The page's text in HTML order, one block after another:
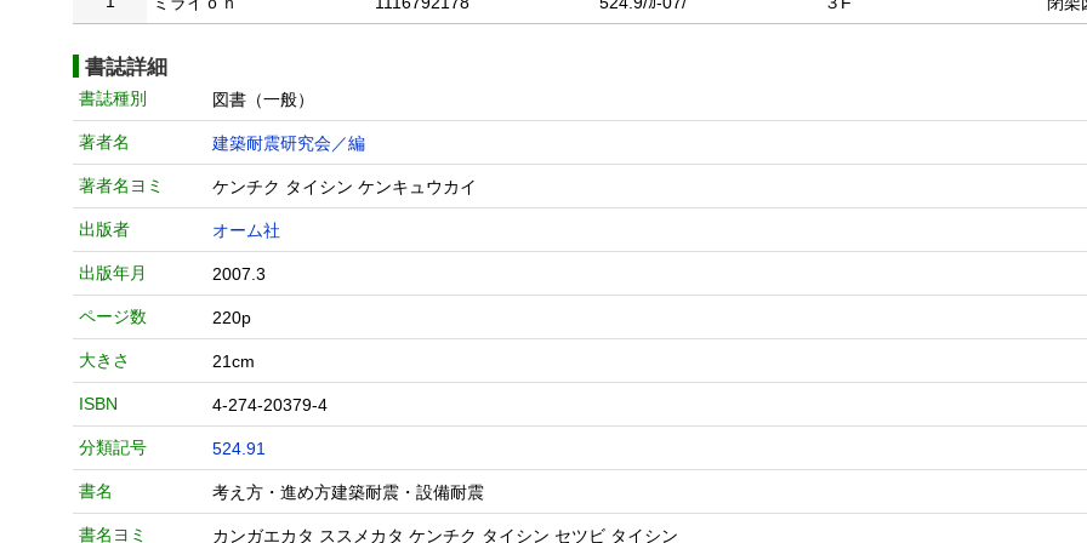
書誌詳細
書誌種別 図書（一般）
著者名 建築耐震研究会／編
著者名ヨミ ケンチク タイシン ケンキュウカイ
出版者 オーム社
出版年月 2007.3
ページ数 220p
大きさ 21cm
ISBN 4-274-20379-4
分類記号 524.91
書名 考え方・進め方建築耐震・設備耐震
書名ヨミ カンガエカタ ススメカタ ケンチク タイシン セツビ タイシン